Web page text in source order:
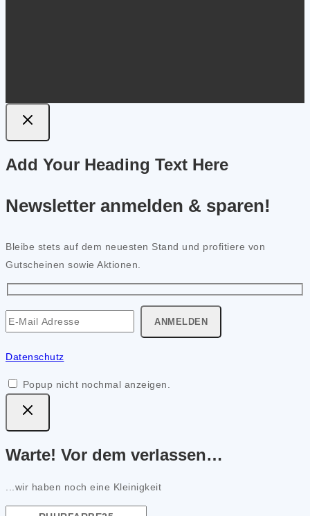
Add Your Heading Text Here
Newsletter anmelden & sparen!
Bleibe stets auf dem neuesten Stand und profitiere von
Gutscheinen sowie Aktionen.
Datenschutz
Popup nicht nochmal anzeigen.
Warte! Vor dem verlassen…
...wir haben noch eine Kleinigkeit